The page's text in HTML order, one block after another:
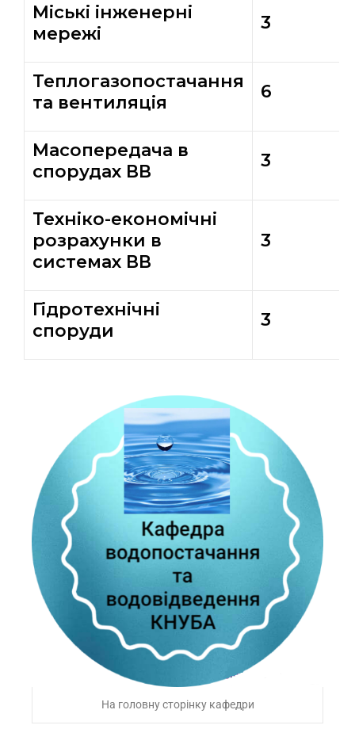
Міські інженерні
мережі
3
Теплогазопостачання
та вентиляція
6
Масопередача в
спорудах ВВ
3
Техніко-економічні
розрахунки в
системах ВВ
3
Гідротехнічні
споруди
3
На головну сторінку кафедри